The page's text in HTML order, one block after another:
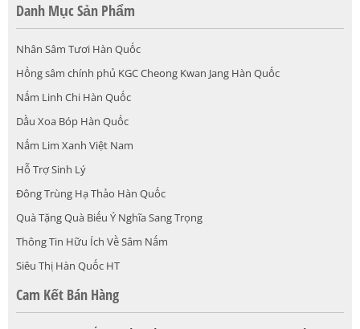
Danh Mục Sản Phẩm
Nhân Sâm Tươi Hàn Quốc
Hồng sâm chính phủ KGC Cheong Kwan Jang Hàn Quốc
Nấm Linh Chi Hàn Quốc
Dầu Xoa Bóp Hàn Quốc
Nấm Lim Xanh Việt Nam
Hỗ Trợ Sinh Lý
Đông Trùng Hạ Thảo Hàn Quốc
Quà Tặng Quà Biếu Ý Nghĩa Sang Trọng
Thông Tin Hữu Ích Về Sâm Nấm
Siêu Thị Hàn Quốc HT
Cam Kết Bán Hàng